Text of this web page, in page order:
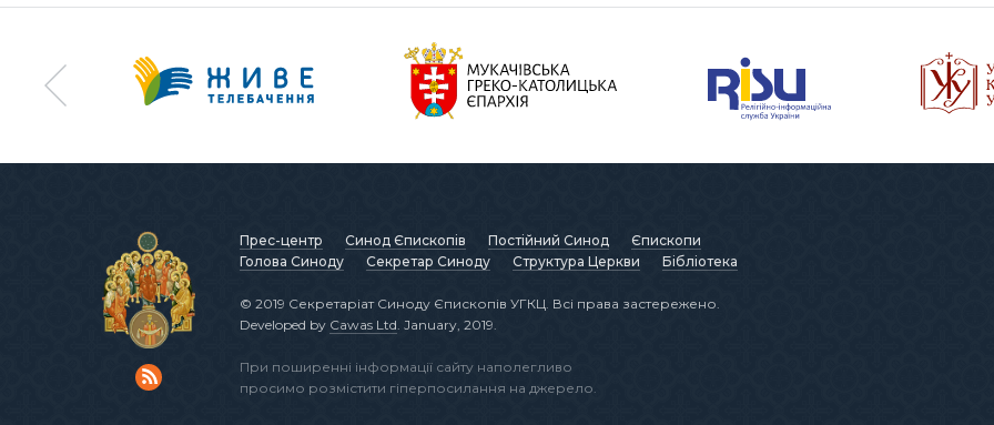
Прес-центр Синод Єпископів Постійний Синод
Єпископи
Голова Синоду
Секретар Синоду Структура Церкви Бібліотека
© 2019 Секретаріат Синоду Єпископів УГКЦ. Всі права застережено.
Developed by Cawas Ltd. January, 2019.
При поширенні інформації сайту наполегливо
просимо розмістити гіперпосилання на джерело.